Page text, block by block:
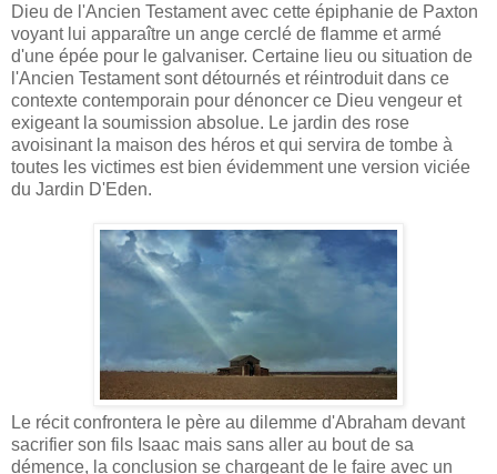
Dieu de l'Ancien Testament avec cette épiphanie de Paxton
voyant lui apparaître un ange cerclé de flamme et armé
d'une épée pour le galvaniser. Certaine lieu ou situation de
l'Ancien Testament sont détournés et réintroduit dans ce
contexte contemporain pour dénoncer ce Dieu vengeur et
exigeant la soumission absolue. Le jardin des rose
avoisinant la maison des héros et qui servira de tombe à
toutes les victimes est bien évidemment une version viciée
du Jardin D'Eden.
Le récit confrontera le père au dilemme d'Abraham devant
sacrifier son fils Isaac mais sans aller au bout de sa
démence, la conclusion se chargeant de le faire avec un